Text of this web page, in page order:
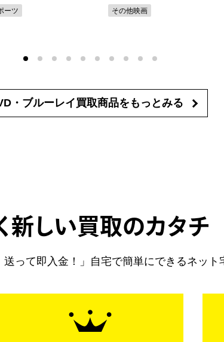
ーツ その他映画
・ブルーレイ買取商品を もっとみる
新しい買取のカタチ
って即入金！」自宅で簡単にできるネッ